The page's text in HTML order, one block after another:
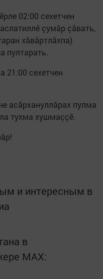
02:00 сехетчен
çумӑр çăвать,
хӑвӑртлӑхпа)
пултарать.
21:00 сехетчен
асӑрхануллӑрах пулма
тухма хушмаççĕ.
и интересным в
в
MАХ: